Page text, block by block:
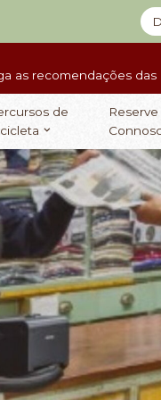
as recomendações das
de
Reserve